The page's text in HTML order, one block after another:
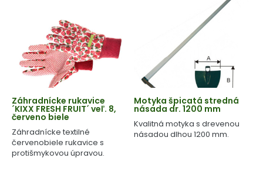
Záhradnícke rukavice
´KIXX FRESH FRUIT´ veľ. 8,
červeno biele
Záhradnícke textilné
červenobiele rukavice s
protišmykovou úpravou.
Motyka špicatá stredná
násada dr. 1200 mm
Kvalitná motyka s drevenou
násadou dlhou 1200 mm.